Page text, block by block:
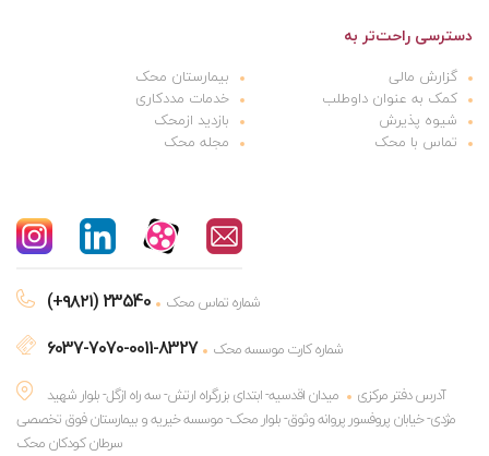
دسترسی راحت‌تر به
گزارش مالی
بیمارستان محک
کمک به عنوان داوطلب
خدمات مددکاری
شیوه پذیرش
بازدید ازمحک
تماس با محک
مجله محک
(+۹۸۲۱) 23540 شماره تماس محک
6037-7070-0011-8327
شماره کارت موسسه محک
آدرس دفتر مرکزی
میدان اقدسیه- ابتدای بزرگراه ارتش- سه راه ازگل- بلوار شهید
مژدی- خیابان پروفسور پروانه وثوق- بلوار محک- موسسه خیریه و بیمارستان فوق تخصصی
سرطان کودکان محک